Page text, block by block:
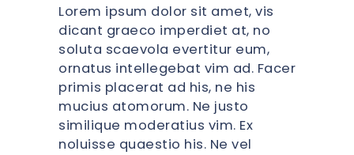
Lorem ipsum dolor sit amet, vis
dicant graeco imperdiet at, no
soluta scaevola evertitur eum,
ornatus intellegebat vim ad. Facer
primis placerat ad his, ne his
mucius atomorum. Ne justo
similique moderatius vim. Ex
noluisse quaestio his. Ne vel